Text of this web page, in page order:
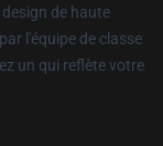
de haute
l'équipe de classe
un qui reflète votre